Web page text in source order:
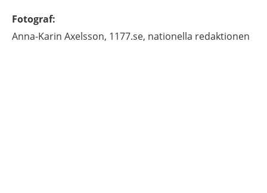
Fotograf:
Anna-Karin Axelsson, 1177.se, nationella redaktionen